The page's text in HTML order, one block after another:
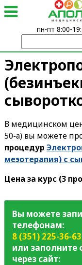
В медицинском
50-а) вы можете
процедур
меэотерапия) с
Цена за курс (3
Вы можете
телефонам:
8 (351) 225-36-63
или заполните
через сайт:
пн-пт 8:00-